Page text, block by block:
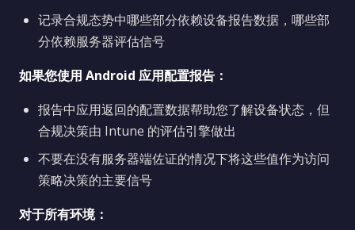
记录合规态势中哪些部分依赖设备报告数据，哪些部
分依赖服务器评估信号
如果您使用 Android 应用配置报告：
报告中应用返回的配置数据帮助您了解设备状态，但
合规决策由 Intune 的评估引擎做出
不要在没有服务器端佐证的情况下将这些值作为访问
策略决策的主要信号
对于所有环境：